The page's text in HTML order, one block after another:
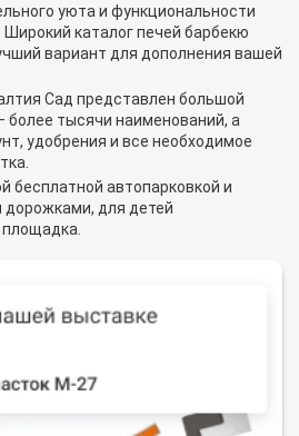
уюта и функциональности
каталог печей барбекю
вариант для дополнения вашей
Сад представлен большой
более тысячи наименований, а
удобрения и все необходимое
бесплатной автопарковкой и
для детей